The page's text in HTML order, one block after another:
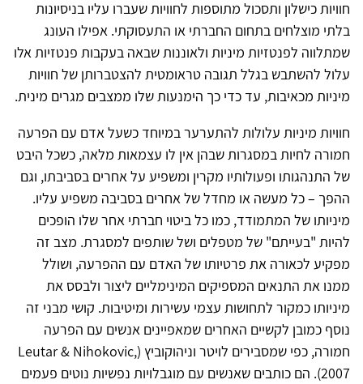
חוויות כישלון ותסכול מתוספות לחוויות שעברו עליו בניסיונות
בלתי מוצלחים בתחום החברתי או התעסוקתי. אפילו העונג
שמתלווה לפנטזיות מיניות ולאוננות שבאה בעקבות פנטזיות אלו
עלול להשתבש בגלל תגובה טראומטית להצטברותן של חוויות
מיניות מכאיבות, עד כדי כך הימנעות שלו ממצבים מגרים מינית.
חוויות מיניות עלולות להתערער במיוחד כשעל אדם עם הפרעה
חמורה לחיות במסגרות שבהן אין לו עצמאות מלאה, כשכל היבט
של התנהגותו ופעולותיו מקרין ומשפיע על אחרים בסביבתו, וגם
ההפך – כל מעשה או מחדל של אחרים בסביבה משפיע עליו.
מיניותו של המתמודד, כמו כל ביטוי חברתי אחר שלו הופכים
להיות "בעייתם" של מטפלים ושל שותפים למסגרת. מצב זה
מפקיע לכאורה את פרטיותו של האדם עם ההפרעה, ושולל
ממנו את התנאים המספיקים המינימליים ליצור ולבסס את
מיניותו כמקור לתחושות עצמי עשירות ומיטיבות. קושי מבני זה
נוסף כמובן לקשיים האחרים שמאפיינים אנשים עם הפרעה
חמורה, כפי שמסבירים לויטר וניהוקוביץ (Leutar & Nihokovic,
2007). הם כותבים שאנשים עם מוגבלויות נפשיות נוטים פעמים